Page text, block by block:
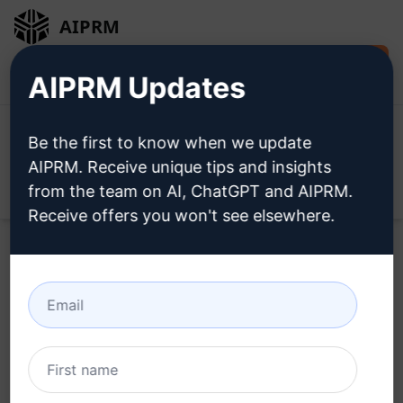
AIPRM
Probieren Sie dieses
ChatGPT Aufforderung
jetzt aus
AIPRM Updates
Be the first to know when we update
AIPRM. Receive unique tips and insights
from the team on AI, ChatGPT and AIPRM.
Receive offers you won't see elsewhere.